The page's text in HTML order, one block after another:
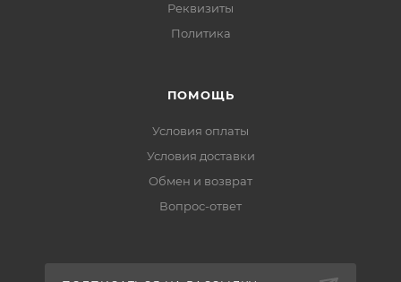
Реквизиты
Политика
ПОМОЩЬ
Условия оплаты
Условия доставки
Обмен и возврат
Вопрос-ответ